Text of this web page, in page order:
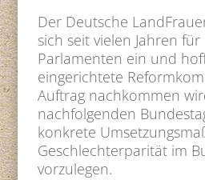
Der Deutsche
sich seit vielen Jahren
Parlamenten ein und
eingerichtete
Auftrag nachkommen
nachfolgenden
konkrete
Geschlechterparität im
vorzulegen.